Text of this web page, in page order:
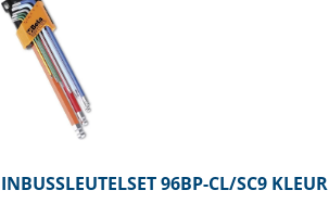
INBUSSLEUTELSET 96BP-CL/SC9 KLEUR